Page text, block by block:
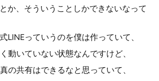
か、そういうことしかできないなって
LINEっていうのを僕は作っていて、
動いていない状態なんですけど、
の共有はできるなと思っていて、